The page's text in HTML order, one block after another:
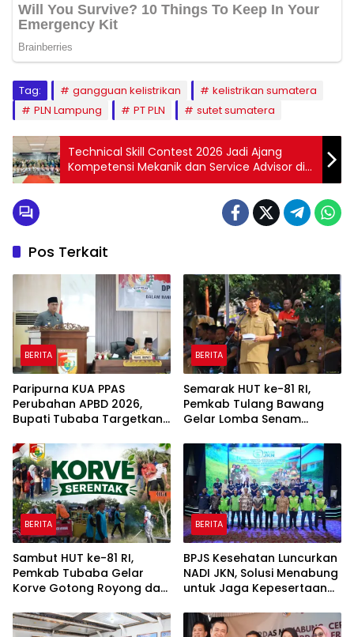
Tag: gangguan kelistrikan
kelistrikan sumatera
PLN Lampung
PT PLN sutet sumatera
Technical Skill Contest 2026 Jadi Ajang
Kompetensi Mekanik dan Service Advisor di
TDM Lampung
Pos Terkait
BERITA
Paripurna KUA PPAS
Perubahan APBD 2026,
Bupati Tubaba Targetkan
Rp820,3 Miliar
BERITA
Semarak HUT ke-81 RI,
Pemkab Tulang Bawang
Gelar Lomba Senam
BERITA
Sambut HUT ke-81 RI,
Pemkab Tubaba Gelar
Korve Gotong Royong dan
BERITA
BPJS Kesehatan Luncurkan
NADI JKN, Solusi Menabung
untuk Jaga Kepesertaan